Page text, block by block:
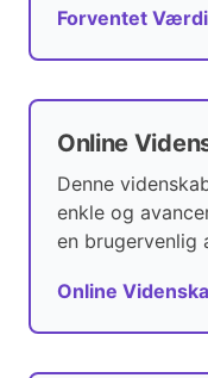
Forventet
Online
Denne
enkle og
en brugervenlig
Online